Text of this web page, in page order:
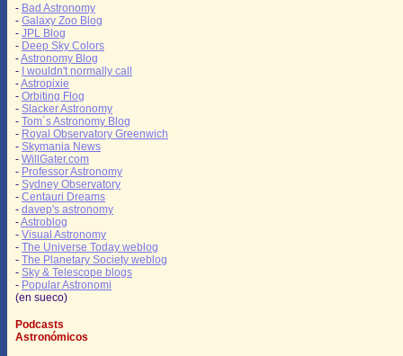
- Bad Astronomy
- Galaxy Zoo Blog
- JPL Blog
- Deep Sky Colors
-Astronomy Blog
- I wouldn't normally call
-Astropixie
- Orbiting Flog
- Slacker Astronomy
- Tom´s Astronomy Blog
- Royal Observatory Greenwich
- Skymania News
- WillGater.com
- Professor Astronomy
- Sydney Observatory
- Centauri Dreams
- davep's astronomy
-Astroblog
- Visual Astronomy
- The Universe Today weblog
- The Planetary Society weblog
- Sky & Telescope blogs
- Popular Astronomi
(en sueco)
Podcasts
Astronómicos